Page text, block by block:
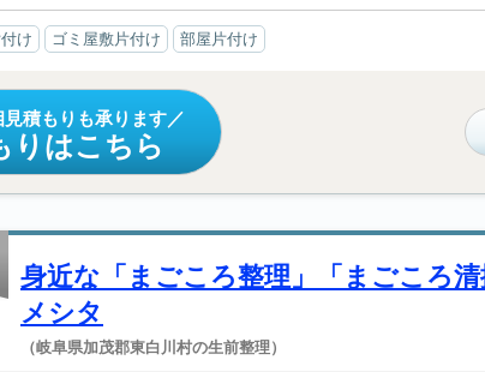
け ゴミ屋敷片付け 部屋片付け
見積もりも承ります
りはこちら
身近な「まごころ整理」「まごころ清
メシタ
（岐阜県加茂郡東白川村の生前整理）